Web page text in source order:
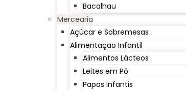
Bacalhau
Mercearia
Açúcar e Sobremesas
Alimentação Infantil
Alimentos Lácteos
Leites em Pó
Papas Infantis